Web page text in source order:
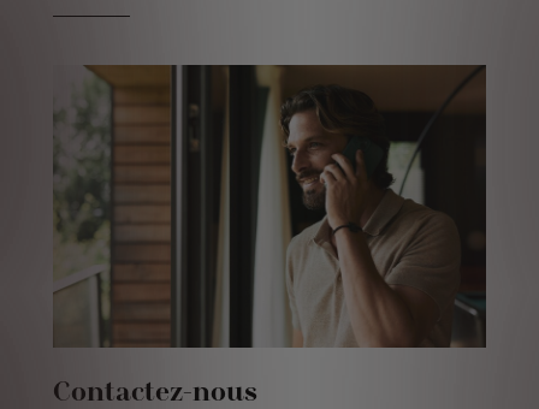
Contactez-nous